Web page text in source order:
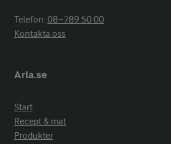
Telefon:08−789 50 00
Kontakta oss
Arla.se
Start
Recept & mat
Produkter